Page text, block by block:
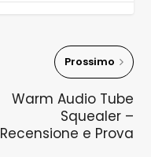
Prossimo
Warm Audio Tube
Squealer –
Recensione e Prova